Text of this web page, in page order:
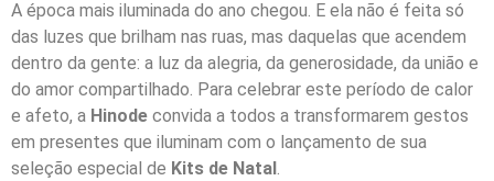
A época mais iluminada do ano chegou. E ela não é feita só
das luzes que brilham nas ruas, mas daquelas que acendem
dentro da gente: a luz da alegria, da generosidade, da união e
do amor compartilhado. Para celebrar este período de calor
e afeto, a Hinode convida a todos a transformarem gestos
em presentes que iluminam com o lançamento de sua
seleção especial de Kits de Natal .